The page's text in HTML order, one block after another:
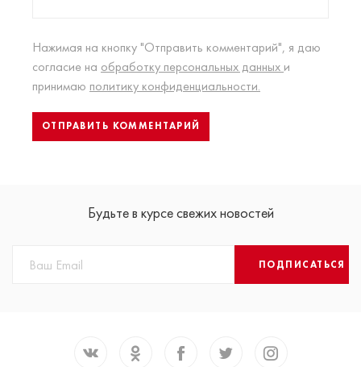
Нажимая на кнопку "Отправить комментарий", я даю
согласие на обработку персональных данных и
принимаю политику конфиденциальности.
Будьте в курсе свежих новостей
ПОДПИСАТЬСЯ